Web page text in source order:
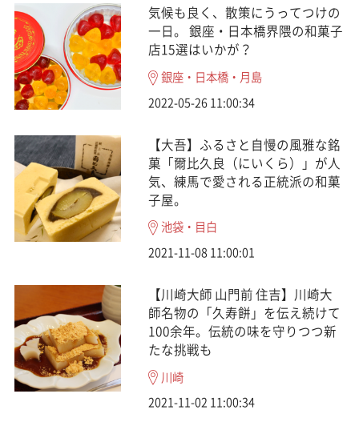
気候も良く、散策にうってつけの
一日。 銀座・日本橋界隈の和菓子
店15選はいかが？
銀座・日本橋・月島
2022-05-26 11:00:34
【大吾】ふるさと自慢の風雅な銘
菓「爾比久良（にいくら）」が人
気、練馬で愛される正統派の和菓
子屋。
池袋・目白
2021-11-08 11:00:01
【川崎大師 山門前 住吉】川崎大
師名物の「久寿餅」を伝え続けて
100余年。伝統の味を守りつつ新
たな挑戦も
川崎
2021-11-02 11:00:34